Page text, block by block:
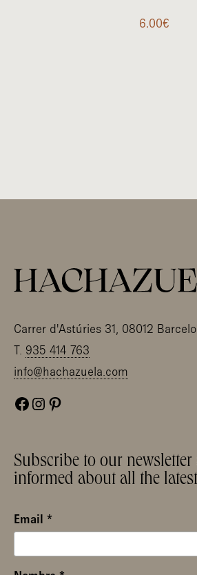
6.00€
Carrer d'Astúries 31, 08012
T. 935 414 763
info@hachazuela.com
Facebook
Instagram
Pinterest
Subscribe to our newsletter
informed about all the
Email *